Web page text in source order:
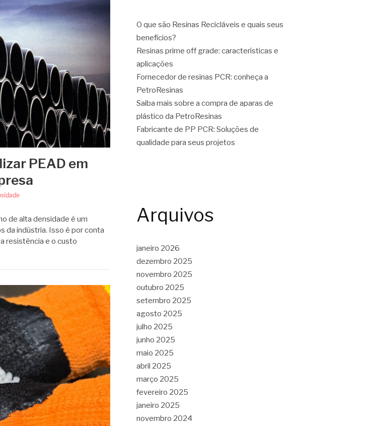
PEAD em
de alta densidade é um
da indústria. Isso é por conta
resistência e o custo
O que são Resinas Recicláveis e quais seus
benefícios?
Resinas prime off grade: características e
aplicações
Fornecedor de resinas PCR: conheça a
PetroResinas
Saiba mais sobre a compra de aparas de
plástico da PetroResinas
Fabricante de PP PCR: Soluções de
qualidade para seus projetos
Arquivos
janeiro 2026
dezembro 2025
novembro 2025
outubro 2025
setembro 2025
agosto 2025
julho 2025
junho 2025
maio 2025
abril 2025
março 2025
fevereiro 2025
janeiro 2025
novembro 2024